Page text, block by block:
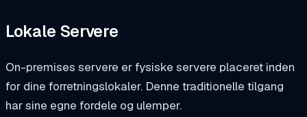
Lokale Servere
On-premises servere er fysiske servere placeret inden
for dine forretningslokaler. Denne traditionelle tilgang
har sine egne fordele og ulemper.